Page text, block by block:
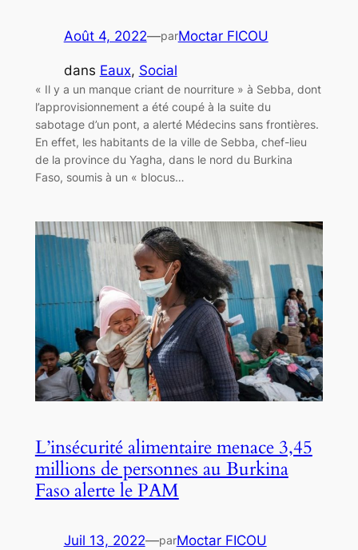
Août 4, 2022—parMoctar FICOU
dans Eaux, Social
« Il y a un manque criant de nourriture » à Sebba, dont
l’approvisionnement a été coupé à la suite du
sabotage d’un pont, a alerté Médecins sans frontières.
En effet, les habitants de la ville de Sebba, chef-lieu
de la province du Yagha, dans le nord du Burkina
Faso, soumis à un « blocus…
L’insécurité alimentaire menace 3,45
millions de personnes au Burkina
Faso alerte le PAM
Juil 13, 2022—parMoctar FICOU